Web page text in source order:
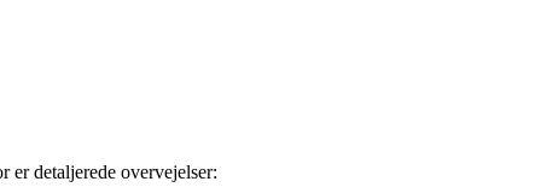
er detaljerede overvejelser: